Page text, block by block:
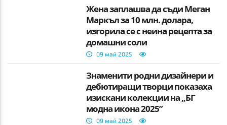
Жена заплашва да съди Меган
Маркъл за 10 млн. долара,
изгорила се с неина рецепта за
домашни соли
09 май 2025
Знаменити родни дизайнери и
дебютиращи творци показаха
изискани колекции на „БГ
модна икона 2025”
09 май 2025